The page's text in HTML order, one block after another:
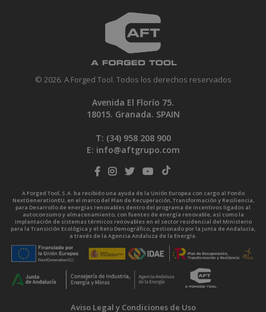
© 2026. A Forged Tool. Todos los derechos reservados
Avenida El Florío 75.
18015. Granada. SPAIN
T: (34) 958 208 900
E: info@aftgrupo.com
A Forged Tool, S.A. ha recibido una ayuda de la Unión Europea con cargo al Fondo
NextGenerationEU, en el marco del Plan de Recuperación, Transformación y Resiliencia,
para Desarrollo de energías renovables dentro del programa de incentivos ligados al
autoconsumo y almacenamiento, con fuentes de energía renovable, así como la
implantación de sistemas térmicos renovables en el sector residencial del Ministerio
para la Transición Ecológica y el Reto Demográfico, gestionado por la Junta de Andalucía,
a través de la Agencia Andaluza de la Energía.
Aviso Legal y Condiciones de Uso